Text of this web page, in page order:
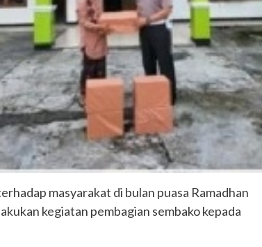
masyarakat di bulan puasa Ramadhan
kegiatan pembagian sembako kepada